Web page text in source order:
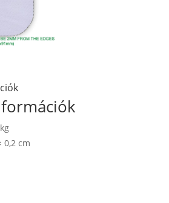
0,2 cm